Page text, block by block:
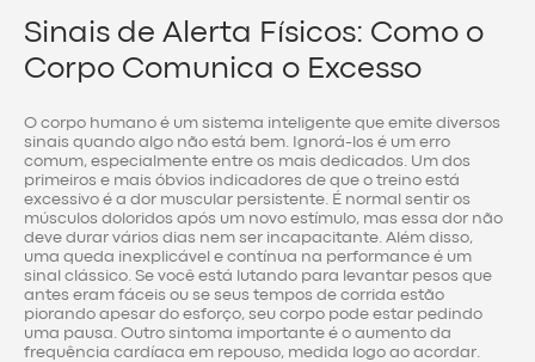
Sinais de Alerta Físicos: Como o
Corpo Comunica o Excesso
O corpo humano é um sistema inteligente que emite diversos
sinais quando algo não está bem. Ignorá-los é um erro
comum, especialmente entre os mais dedicados. Um dos
primeiros e mais óbvios indicadores de que o treino está
excessivo é a dor muscular persistente. É normal sentir os
músculos doloridos após um novo estímulo, mas essa dor não
deve durar vários dias nem ser incapacitante. Além disso,
uma queda inexplicável e contínua na performance é um
sinal clássico. Se você está lutando para levantar pesos que
antes eram fáceis ou se seus tempos de corrida estão
piorando apesar do esforço, seu corpo pode estar pedindo
uma pausa. Outro sintoma importante é o aumento da
frequência cardíaca em repouso, medida logo ao acordar.